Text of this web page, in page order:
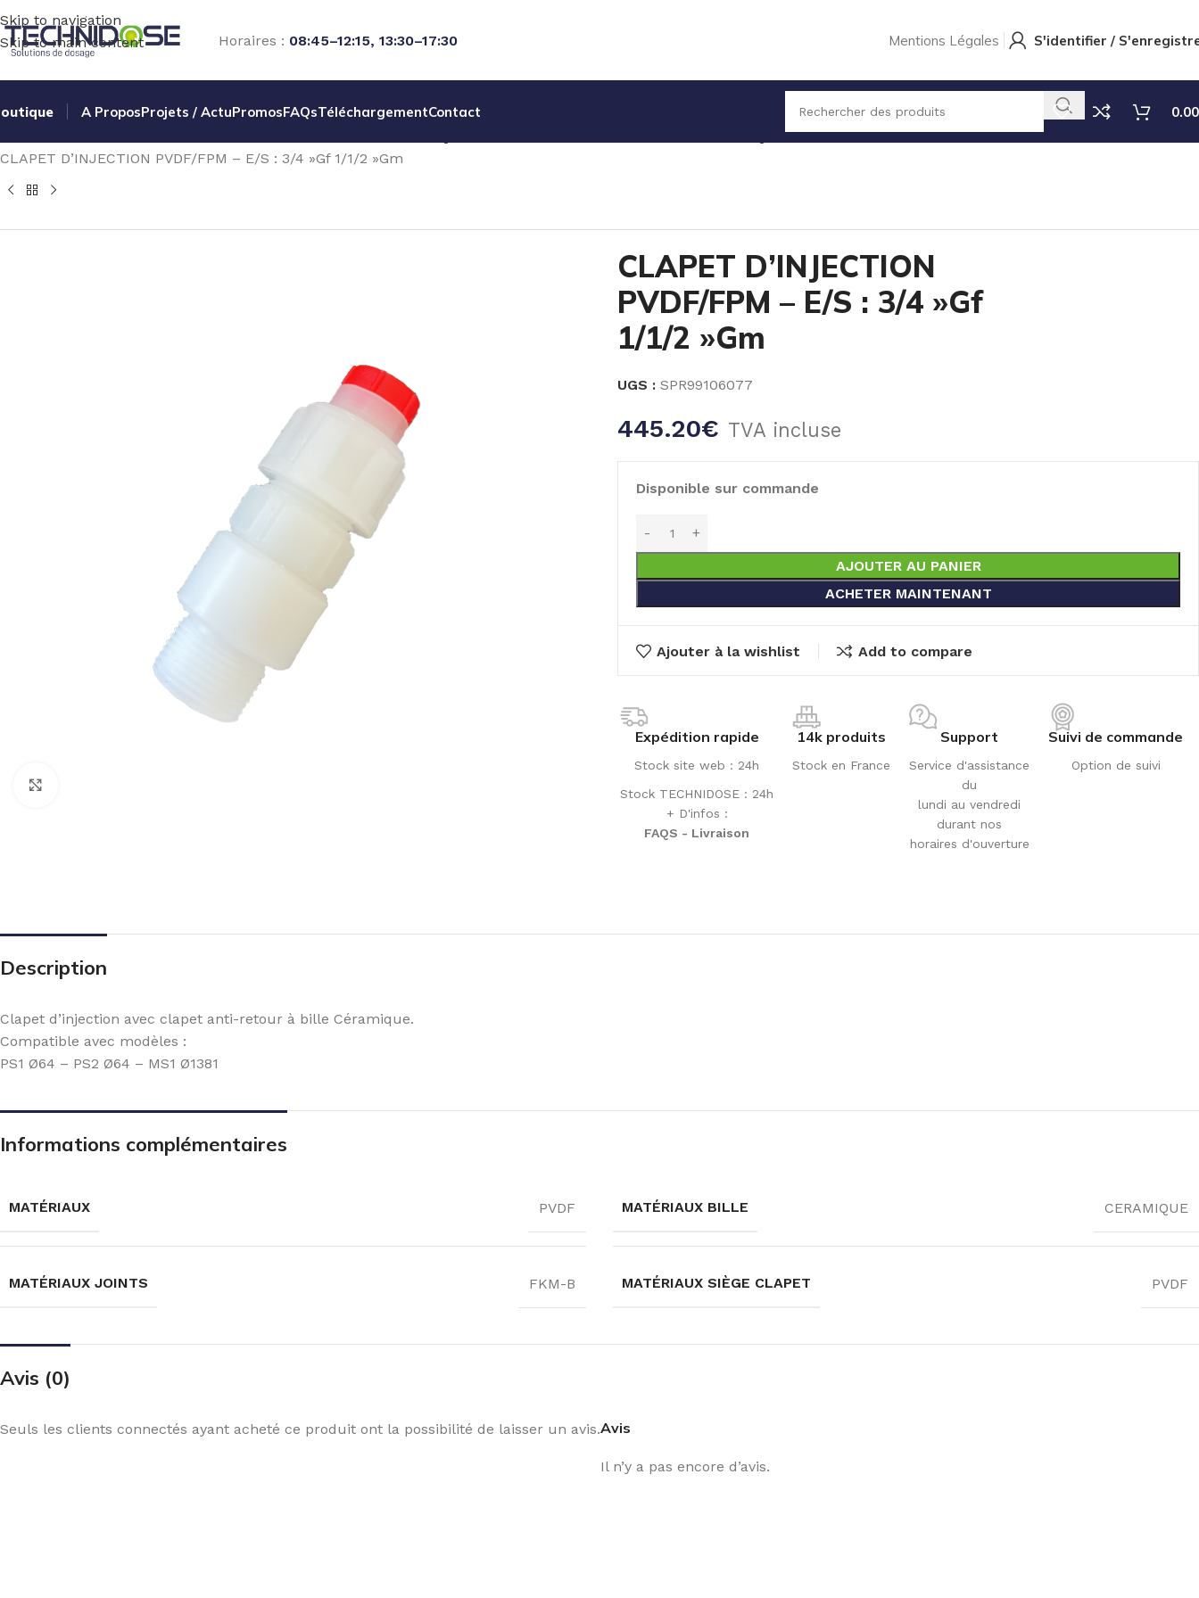
Skip to navigation
Skip to main content
Horaires : 08:45–12:15, 13:30–17:30 Mentions Légales S'identifier /
A ProposProjets / ActuPromosFAQsTéléchargementContact
0.00
PIECES DET POMPES ELECTROMECANIQUES
CLAPET D’INJECTION PVDF/FPM – E/S : 3/4 »Gf 1/1/2 »Gm
CLAPET D’INJECTION
PVDF/FPM – E/S : 3/4 »Gf
1/1/2 »Gm
UGS : SPR99106077
445.20€ TVA incluse
Disponible sur commande
AJOUTER AU PANIER
ACHETER MAINTENANT
Ajouter à la wishlist Add to compare
Expédition rapide
Stock site web : 24h
Stock TECHNIDOSE : 24h
+ D'infos :
FAQS - Livraison
14k produits
Stock en France
Support
Service d'assistance
du
lundi au vendredi
durant nos
horaires d'ouverture
Suivi de commande
Option de suivi
Description
Clapet d’injection avec clapet anti-retour à bille Céramique.
Compatible avec modèles :
PS1 Ø64 – PS2 Ø64 – MS1 Ø1381
Informations complémentaires
MATÉRIAUX PVDF MATÉRIAUX BILLE CERAMIQUE
MATÉRIAUX JOINTS FKM-B MATÉRIAUX SIÈGE CLAPET PVDF
Avis (0)
Avis
Il n’y a pas encore d’avis.
Seuls les clients connectés ayant acheté ce produit ont la possibilité de laisser un avis.